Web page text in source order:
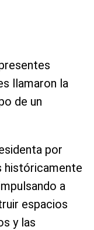
llamaron la
de un
por
históricamente
a
espacios
y las